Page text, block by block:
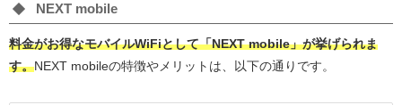
NEXT mobile
料金がお得なモバイルWiFiとして「NEXT mobile」が挙げられま
す。NEXT mobileの特徴やメリットは、以下の通りです。